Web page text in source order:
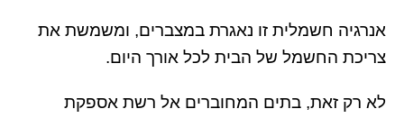
אנרגיה חשמלית זו נאגרת במצברים, ומשמשת את
צריכת החשמל של הבית לכל אורך היום.
לא רק זאת, בתים המחוברים אל רשת אספקת